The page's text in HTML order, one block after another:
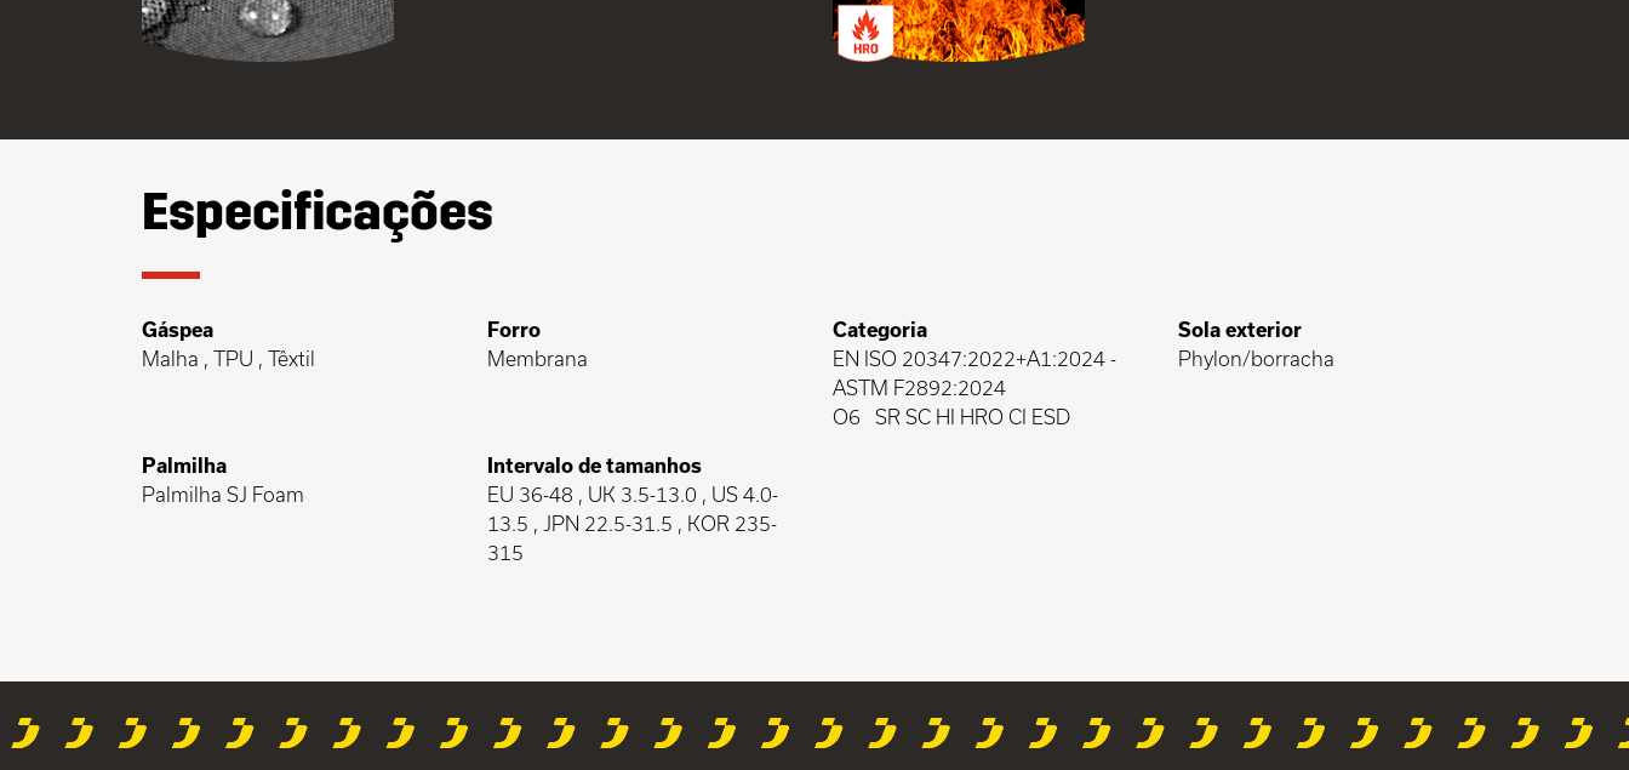
Especificações
Gáspea
Malha , TPU , Têxtil
Forro
Membrana
Categoria
EN ISO 20347:2022+A1:2024 -
ASTM F2892:2024
O6
SR SC HI HRO CI ESD
Sola exterior
Phylon/borracha
Palmilha
Palmilha SJ Foam
Intervalo de tamanhos
EU 36-48 , UK 3.5-13.0 , US 4.0-
13.5 , JPN 22.5-31.5 , KOR 235-
315